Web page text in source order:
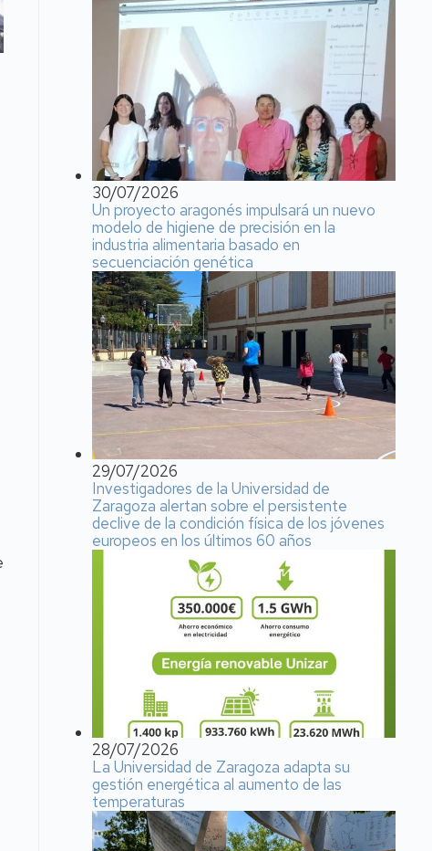
30/07/2026
Un proyecto aragonés impulsará un nuevo
modelo de higiene de precisión en la
industria alimentaria basado en
secuenciación genética
29/07/2026
Investigadores de la Universidad de
Zaragoza alertan sobre el persistente
declive de la condición física de los jóvenes
europeos en los últimos 60 años
28/07/2026
La Universidad de Zaragoza adapta su
gestión energética al aumento de las
temperaturas